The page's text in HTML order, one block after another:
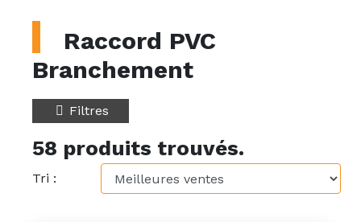
Raccord PVC
Branchement
Filtres
58 produits trouvés.
Tri :